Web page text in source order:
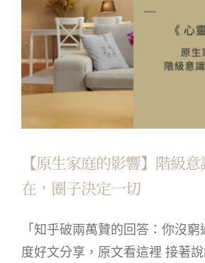
【原生家庭的影響】階級
在，圈子決定一切
「知乎破兩萬贊的回答：你沒
度好文分享，原文看這裡 接著